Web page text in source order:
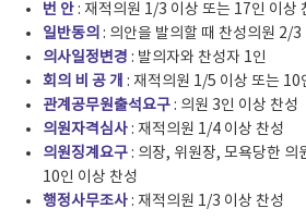
번 안: 재적의원 1/3 이상 또는 17인 이상
일반동의 : 의안을 발의할 때 찬성의원 2/3
의사일정변경 : 발의자와 찬성자 1인
회의 비 공 개 : 재적의원 1/5 이상 또는 10
관계공무원출석요구: 의원 3인 이상 찬성
의원자격심사: 재적의원 1/4 이상 찬성
의원징계요구: 의장, 위원장, 모욕당한 의
10인 이상 찬성
행정사무조사: 재적의원 1/3 이상 찬성